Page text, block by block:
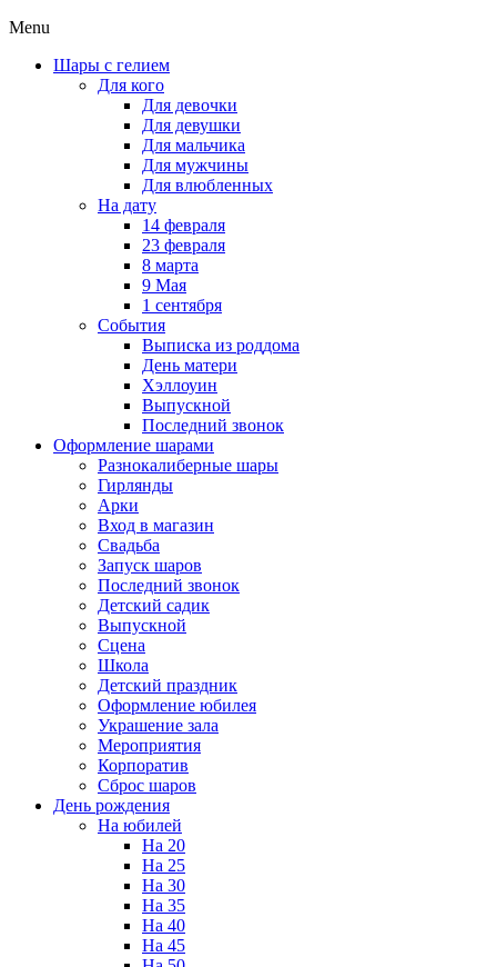
Menu
Шары с гелием
Для кого
Для девочки
Для девушки
Для мальчика
Для мужчины
Для влюбленных
На дату
14 февраля
23 февраля
8 марта
9 Мая
1 сентября
События
Выписка из роддома
День матери
Хэллоуин
Выпускной
Последний звонок
Оформление шарами
Разнокалиберные шары
Гирлянды
Арки
Вход в магазин
Свадьба
Запуск шаров
Последний звонок
Детский садик
Выпускной
Сцена
Школа
Детский праздник
Оформление юбилея
Украшение зала
Мероприятия
Корпоратив
Сброс шаров
День рождения
На юбилей
На 20
На 25
На 30
На 35
На 40
На 45